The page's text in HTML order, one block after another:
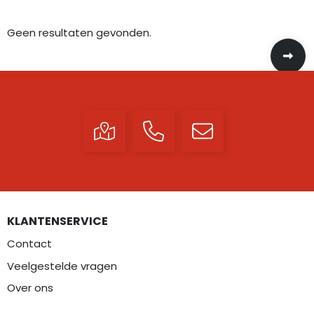
Geen resultaten gevonden.
KLANTENSERVICE
Contact
Veelgestelde vragen
Over ons